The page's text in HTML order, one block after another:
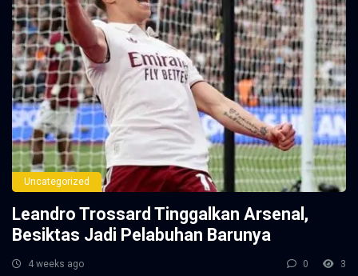
Uncategorized
Leandro Trossard Tinggalkan Arsenal,
Besiktas Jadi Pelabuhan Barunya
4 weeks ago 0 3